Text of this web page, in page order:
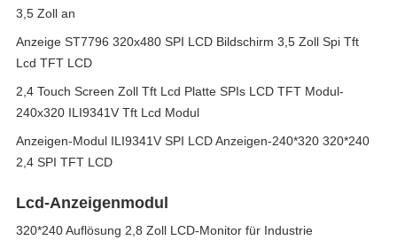
3,5 Zoll an
Anzeige ST7796 320x480 SPI LCD Bildschirm 3,5 Zoll Spi Tft
Lcd TFT LCD
2,4 Touch Screen Zoll Tft Lcd Platte SPIs LCD TFT Modul-
240x320 ILI9341V Tft Lcd Modul
Anzeigen-Modul ILI9341V SPI LCD Anzeigen-240*320 320*240
2,4 SPI TFT LCD
Lcd-Anzeigenmodul
320*240 Auflösung 2,8 Zoll LCD-Monitor für Industrie